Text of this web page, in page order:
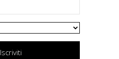
Iscriviti